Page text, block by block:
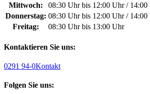
Mittwoch:
08:30 Uhr bis 12:00 Uhr /
Donnerstag: 08:30 Uhr bis 12:00 Uhr /
Freitag:
08:30 Uhr bis 13:00 Uhr
Kontaktieren Sie uns:
0291 94-0Kontakt
Folgen Sie uns: